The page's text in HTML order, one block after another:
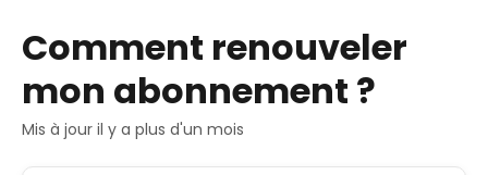
Comment renouveler
mon abonnement ?
Mis à jour il y a plus d'un mois